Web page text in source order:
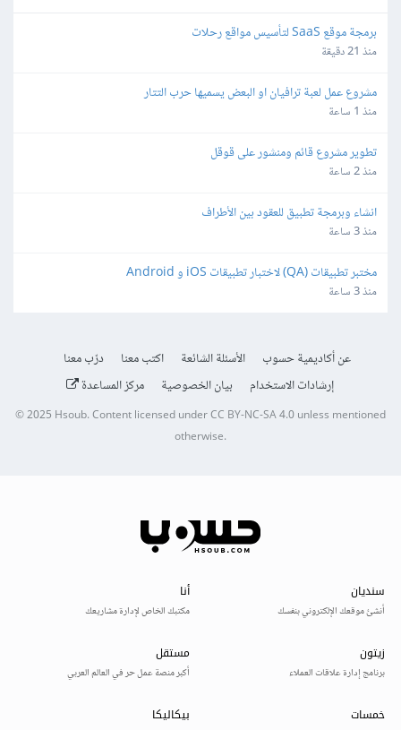
برمجة موقع SaaS لتأسيس مواقع رحلات
منذ 21 دقيقة
مشروع عمل لعبة ترافيان او البعض يسميها حرب التتار
منذ 1 ساعة
تطوير مشروع قائم ومنشور على قوقل
منذ 2 ساعة
انشاء وبرمجة تطبيق للعقود بين الأطراف
منذ 3 ساعة
مختبر تطبيقات (QA) لاختبار تطبيقات iOS و Android
منذ 3 ساعة
عن أكاديمية حسوب الأسئلة الشائعة اكتب معنا
درّب معنا
إرشادات الاستخدام
بيان الخصوصية مركز المساعدة
© 2025 Hsoub.Content licensed underCC BY-NC-SA 4.0unless mentioned
otherwise.